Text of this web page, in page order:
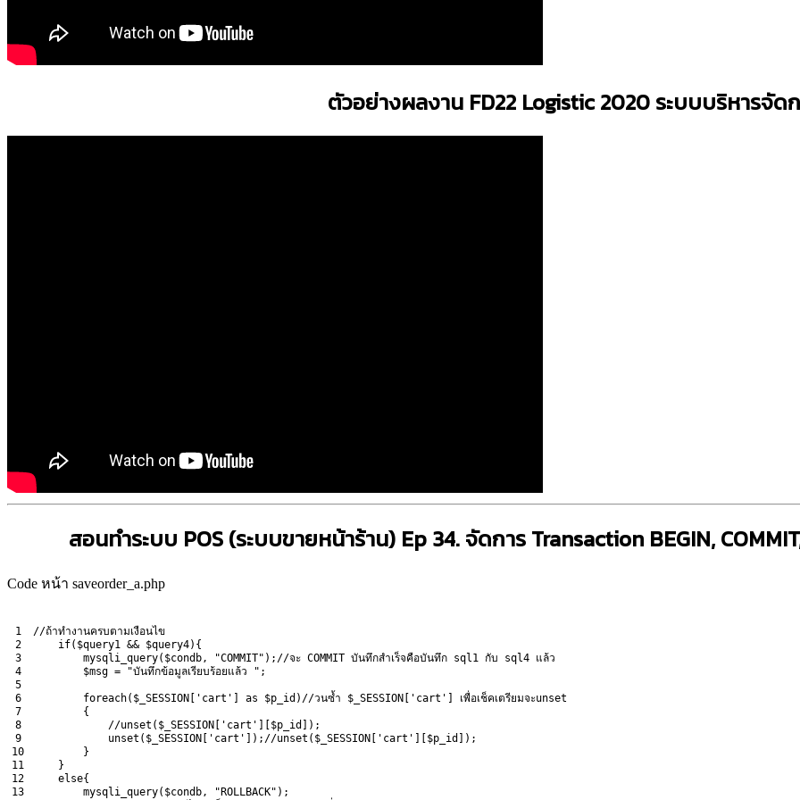
ตัวอย่างผลงาน FD22 Logistic 2020 ระบบบริหารจัด
สอนทำระบบ POS (ระบบขายหน้าร้าน) Ep 34. จัดการ ‎Transaction BEGIN,
Code หน้า saveorder_a.php
1
2
3
4
5
6
7
8
9
10
11
12
13
//ถ้าทำงานครบตามเงื่อนไข
if( $query1 && $query4) {
mysqli_query( $condb , "COMMIT" ) ; //จะ COMMIT บันทึกสำเร็จคือบันทึก sql1 กับ sql4 แล้ว
$msg = "บันทึกข้อมูลเรียบร้อยแล้ว " ;
foreach( $ _SESSION [ 'cart' ] as $p_id ) //วนซ้ำ $_SESSION['cart'] เพื่อเช็คเตรียมจะunset
{
//unset($_SESSION['cart'][$p_id]);
unset ( $ _SESSION [ 'cart' ] ) ; //unset($_SESSION['cart'][$p_id]);
}
}
else{
mysqli_query( $condb , "ROLLBACK" ) ;